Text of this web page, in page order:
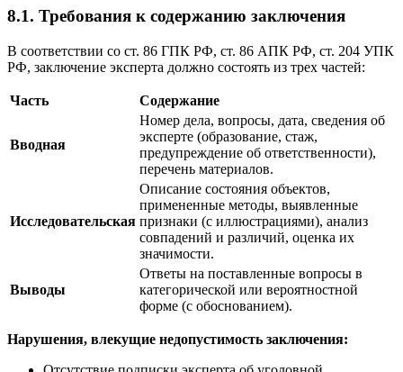
8.1. Требования к содержанию заключения
В соответствии со ст. 86 ГПК РФ, ст. 86 АПК РФ, ст. 204 УПК
РФ, заключение эксперта должно состоять из трех частей:
Часть Содержание
Вводная
Номер дела, вопросы, дата, сведения об
эксперте (образование, стаж,
предупреждение об ответственности),
перечень материалов.
Исследовательская
Описание состояния объектов,
примененные методы, выявленные
признаки (с иллюстрациями), анализ
совпадений и различий, оценка их
значимости.
Выводы
Ответы на поставленные вопросы в
категорической или вероятностной
форме (с обоснованием).
Нарушения, влекущие недопустимость заключения: